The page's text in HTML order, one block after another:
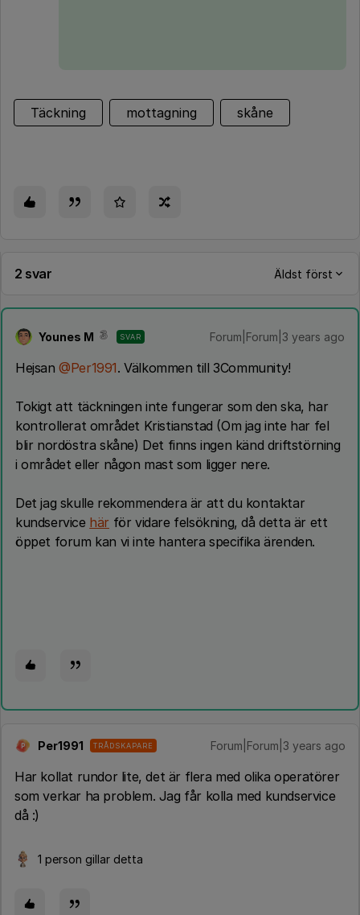
Täckning mottagning skåne
2 svar Äldst först
Younes M SVAR Forum|Forum|3 years ago
Hejsan@Per1991. Välkommen till 3Community!
Tokigt att täckningen inte fungerar som den ska, har
kontrollerat området Kristianstad (Om jag inte har fel
blir nordöstra skåne) Det finns ingen känd driftstörning
i området eller någon mast som ligger nere.
Det jag skulle rekommendera är att du kontaktar
kundservice här för vidare felsökning, då detta är ett
öppet forum kan vi inte hantera specifika ärenden.
P Per1991 TRÅDSKAPARE Forum|Forum|3 years ago
Har kollat rundor lite, det är flera med olika operatörer
som verkar ha problem. Jag får kolla med kundservice
då :)
1 person gillar detta